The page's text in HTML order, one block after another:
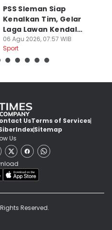
PSS Sleman Siap
Kenalkan Tim, Gelar
Laga Lawan Kendal
Tornado FC
06 Agu 2026, 07:57 WIB
Sport
UsTerms of Services
IndexSitemap
Us
Reserved.